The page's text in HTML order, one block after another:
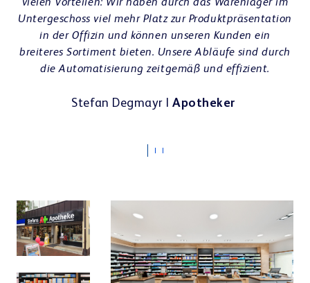
Teamwork & Kommunikation
Showrooms
vielen Vorteilen: Wir haben durch das Warenlager im
Untergeschoss viel mehr Platz zur Produktpräsentation
in der Offizin und können unseren Kunden ein
breiteres Sortiment bieten. Unsere Abläufe sind durch
die Automatisierung zeitgemäß und effizient.
Stefan Degmayr |Apotheker